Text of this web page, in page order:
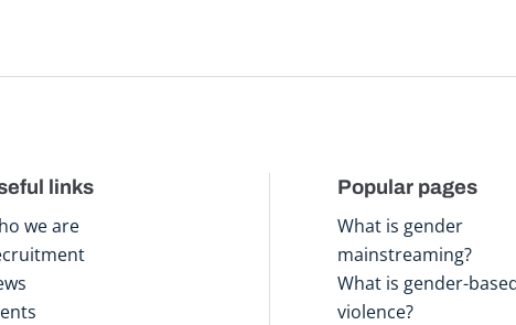
links
we are
Popular pages
What is gender
mainstreaming?
What is gender-
violence?